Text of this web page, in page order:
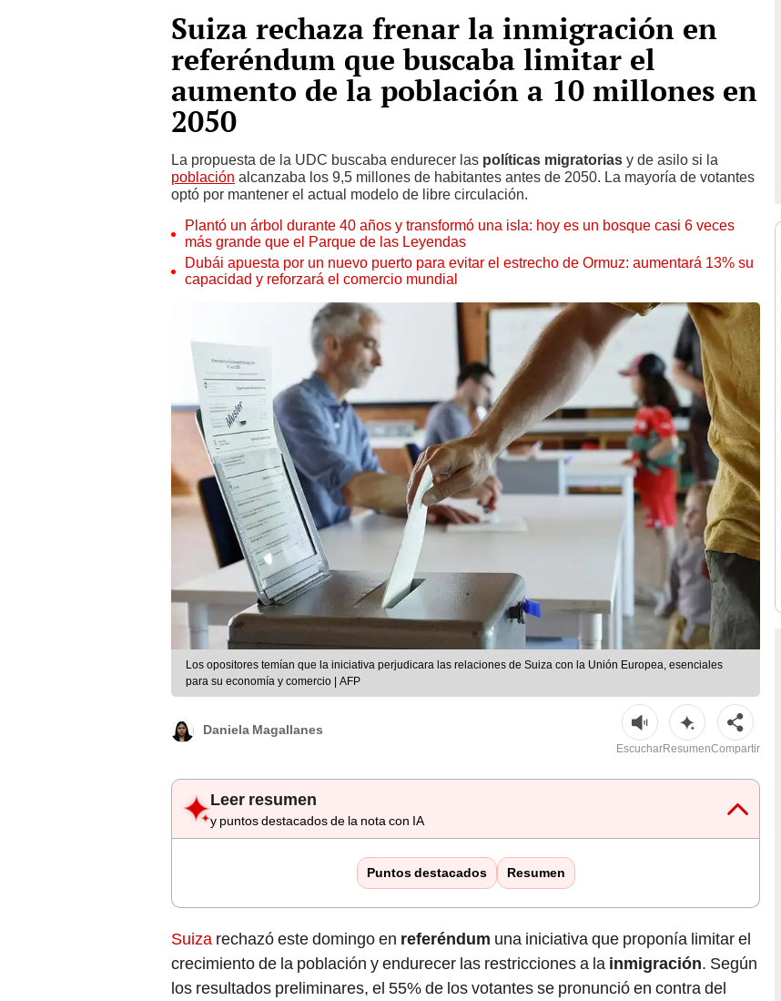
Suiza rechaza frenar la inmigración en
referéndum que buscaba limitar el
aumento de la población a 10 millones en
2050
La propuesta de la UDC buscaba endurecer las políticas migratorias y de asilo si la
población alcanzaba los 9,5 millones de habitantes antes de 2050. La mayoría de votantes
optó por mantener el actual modelo de libre circulación.
Plantó un árbol durante 40 años y transformó una isla: hoy es un bosque casi 6 veces
más grande que el Parque de las Leyendas
Dubái apuesta por un nuevo puerto para evitar el estrecho de Ormuz: aumentará 13% su
capacidad y reforzará el comercio mundial
Los opositores temían que la iniciativa perjudicara las relaciones de Suiza con la Unión Europea, esenciales
para su economía y comercio | AFP
Daniela Magallanes
EscucharResumenCompartir
Leer resumen
y puntos destacados de la nota con IA
Puntos destacados Resumen
Suiza rechazó este domingo en referéndum una iniciativa que proponía limitar el
crecimiento de la población y endurecer las restricciones a la inmigración. Según
los resultados preliminares, el 55% de los votantes se pronunció en contra del